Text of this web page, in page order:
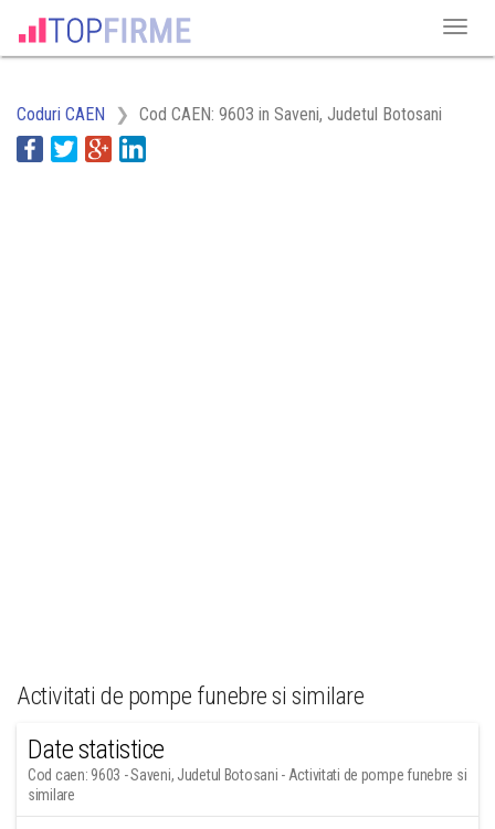
Coduri CAEN Cod CAEN: 9603 in Saveni, Judetul Botosani
Activitati de pompe funebre si similare
Date statistice
Cod caen: 9603 - Saveni, Judetul Botosani - Activitati de pompe funebre si
similare